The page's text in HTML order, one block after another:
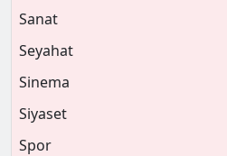
Sanat
Seyahat
Sinema
Siyaset
Spor